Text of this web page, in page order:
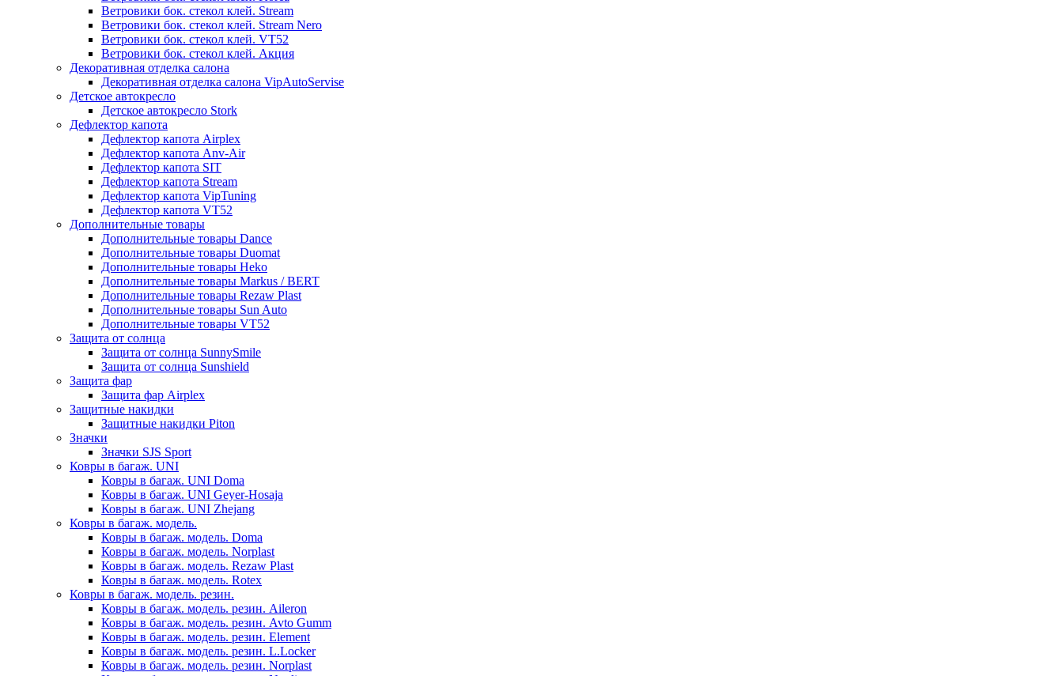
Ветровики бок. стекол клей. Stream
Ветровики бок. стекол клей. Stream Nero
Ветровики бок. стекол клей. VT52
Ветровики бок. стекол клей. Акция
Декоративная отделка салона
Декоративная отделка салона VipAutoServise
Детское автокресло
Детское автокресло Stork
Дефлектор капота
Дефлектор капота Airplex
Дефлектор капота Anv-Air
Дефлектор капота SIT
Дефлектор капота Stream
Дефлектор капота VipTuning
Дефлектор капота VT52
Дополнительные товары
Дополнительные товары Dance
Дополнительные товары Duomat
Дополнительные товары Heko
Дополнительные товары Markus / BERT
Дополнительные товары Rezaw Plast
Дополнительные товары Sun Auto
Дополнительные товары VT52
Защита от солнца
Защита от солнца SunnySmile
Защита от солнца Sunshield
Защита фар
Защита фар Airplex
Защитные накидки
Защитные накидки Piton
Значки
Значки SJS Sport
Ковры в багаж. UNI
Ковры в багаж. UNI Doma
Ковры в багаж. UNI Geyer-Hosaja
Ковры в багаж. UNI Zhejang
Ковры в багаж. модель.
Ковры в багаж. модель. Doma
Ковры в багаж. модель. Norplast
Ковры в багаж. модель. Rezaw Plast
Ковры в багаж. модель. Rotex
Ковры в багаж. модель. резин.
Ковры в багаж. модель. резин. Aileron
Ковры в багаж. модель. резин. Avto Gumm
Ковры в багаж. модель. резин. Element
Ковры в багаж. модель. резин. L.Locker
Ковры в багаж. модель. резин. Norplast